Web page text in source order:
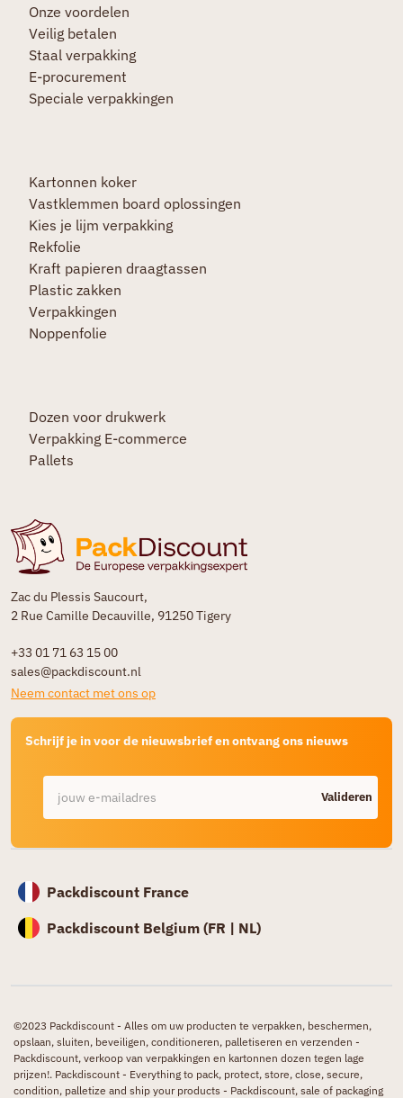
Zac du Plessis Saucourt,
2 Rue Camille Decauville, 91250 Tigery
+33 01 71 63 15 00
sales@packdiscount.nl
Neem contact met ons op
Schrijf je in voor de nieuwsbrief en ontvang ons nieuws
Valideren
Onze voordelen
Veilig betalen
Staal verpakking
E-procurement
Speciale verpakkingen
Kartonnen koker
Vastklemmen board oplossingen
Kies je lijm verpakking
Rekfolie
Kraft papieren draagtassen
Plastic zakken
Verpakkingen
Noppenfolie
Dozen voor drukwerk
Verpakking E-commerce
Pallets
Packdiscount France
Packdiscount Belgium (FR | NL)
©2023 Packdiscount - Alles om uw producten te verpakken, beschermen,
opslaan, sluiten, beveiligen, conditioneren, palletiseren en verzenden -
Packdiscount, verkoop van verpakkingen en kartonnen dozen tegen lage
prijzen!. Packdiscount - Everything to pack, protect, store, close, secure,
condition, palletize and ship your products - Packdiscount, sale of packaging